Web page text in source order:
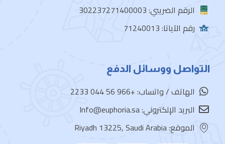
الرقم الضريبي: 302237271400003
رقم الآياتا: 71240013
التواصل ووسائل الدفع
الهاتف / واتساب: +966 56 044 2233
البريد الإلكتروني: Info@euphoria.sa
الموقع: Riyadh 13225, Saudi Arabia